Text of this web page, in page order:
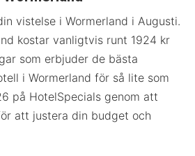
vistelse i Wormerland i Augusti.
kostar vanligtvis runt 1924 kr
som erbjuder de bästa
i Wormerland för så lite som
på HotelSpecials genom att
att justera din budget och